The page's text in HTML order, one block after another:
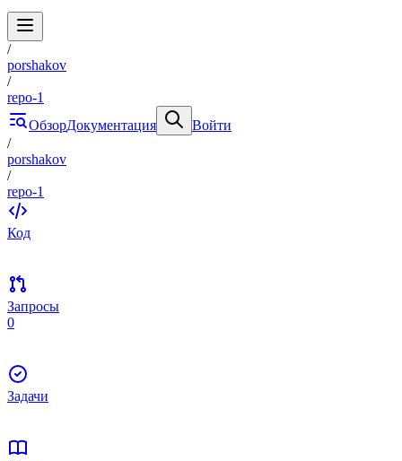
/
porshakov
/
repo-1
ОбзорДокументация
Войти
/
porshakov
/
repo-1
Код
Запросы
0
Задачи